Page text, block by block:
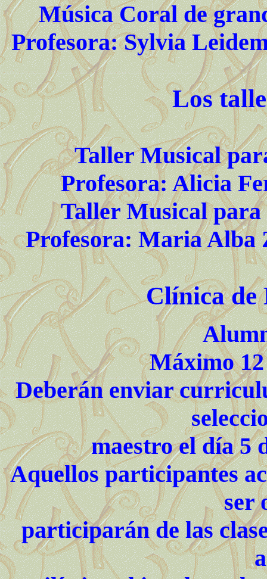
Música Coral de
Profesora: Sylvia
Los
Taller Musical
Profesora: Alicia
Taller Musical para
Profesora: Maria
Clínica de
Máximo
Deberán enviar
maestro el día 5
Aquellos participantes
ser
participarán de las